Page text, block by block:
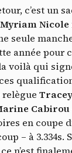
c’est un
Myriam Nicole
seule
année pour
voilà qui
Cabirou
en coupe
– à 3.334s.